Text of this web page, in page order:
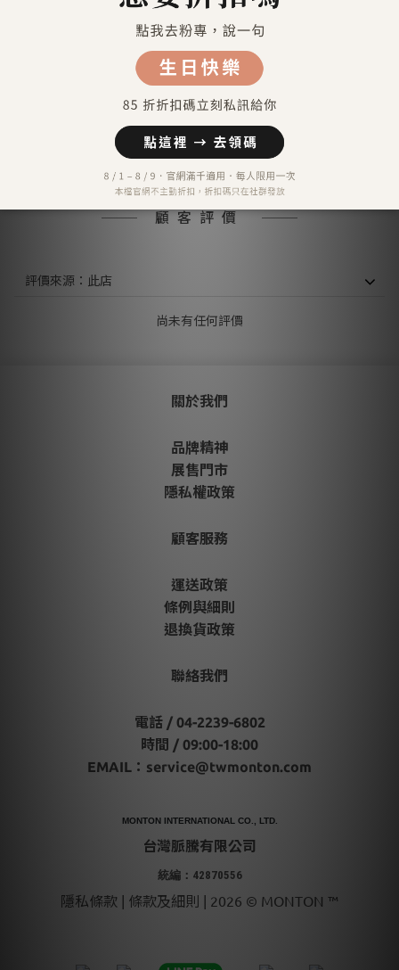
信用卡付款（SHOPLINE Pay）
Apple Pay
7-11 超商取貨付款
LINE Pay
信用卡分期付款-三期
顧客評價
尚未有任何評價
關於我們
品牌精神
展售門市
隱私權政策
顧客服務
運送政策
條例與細則
退換貨政策
聯絡我們
電話 / 04-2239-6802
時間 / 09:00-18:00
EMAIL： service@twmonton.com
MONTON INTERNATIONAL CO., LTD.
台灣脈騰有限公司
統編：42870556
隱私條款 | 條款及細則 | 2026 © MONTON ™